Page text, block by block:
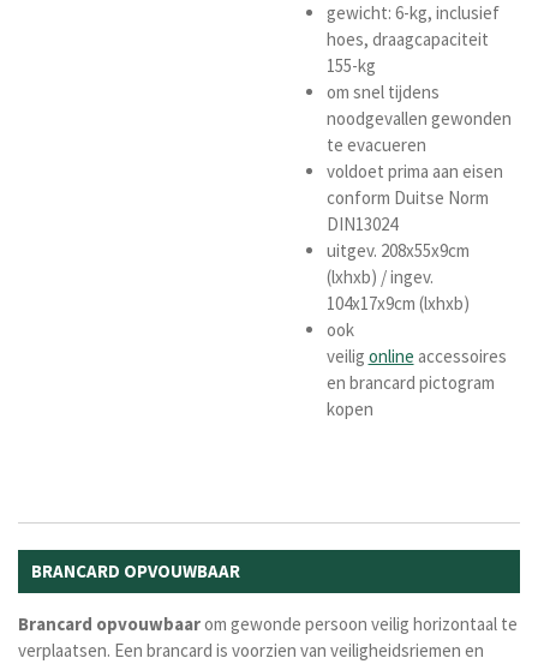
gewicht: 6-kg, inclusief
hoes, draagcapaciteit
155-kg
om snel tijdens
noodgevallen gewonden
te evacueren
voldoet prima aan eisen
conform Duitse Norm
DIN13024
uitgev. 208x55x9cm
(lxhxb) / ingev.
104x17x9cm (lxhxb)
ook
veilig online accessoires
en brancard pictogram
kopen
BRANCARD OPVOUWBAAR
Brancard opvouwbaarom gewonde persoon veilig horizontaal te
verplaatsen. Een brancard is voorzien van veiligheidsriemen en